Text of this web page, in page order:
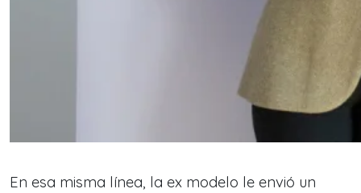
En esa misma línea, la ex modelo le envió un